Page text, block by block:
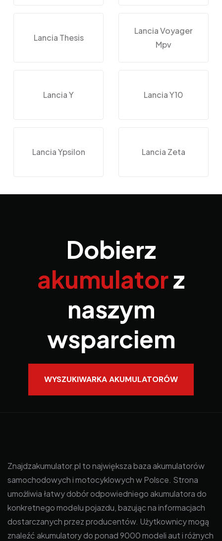
Lancia Thesis
Lancia Voyager
Mpv
Lancia Y Lancia Y10
Lancia Ypsilon Lancia Zeta
Dobierz
akumulatorz
naszym
wsparciem
WYSZUKIWARKA AKUMULATORÓW
Znajdzakumulator.pl to największa baza akumulatorów
samochodowych i motocyklowych w Polsce. Strona
umożliwia łatwy dobór odpowiedniego akumulatora do
konkretnego modelu pojazdu, bazując na informacjach
dostarczanych przez producentów. Użytkownicy mogą
znaleźć akumulatory do ponad 9000 modeli aut i różnych